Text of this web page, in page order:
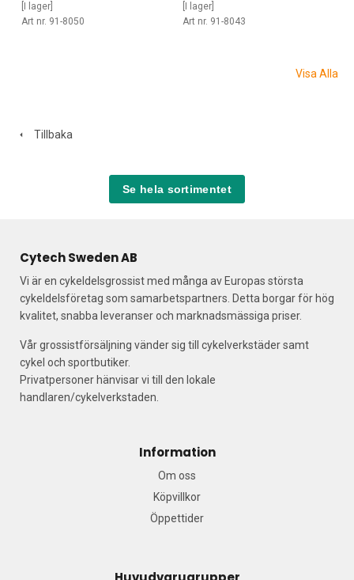
[I lager]
Art nr. 91-8050
[I lager]
Art nr. 91-8043
Visa Alla
Tillbaka
Se hela sortimentet
Cytech Sweden AB
Vi är en cykeldelsgrossist med många av Europas största
cykeldelsföretag som samarbetspartners. Detta borgar för hög
kvalitet, snabba leveranser och marknadsmässiga priser.
Vår grossistförsäljning vänder sig till cykelverkstäder samt
cykel och sportbutiker.
Privatpersoner hänvisar vi till den lokale
handlaren/cykelverkstaden.
Information
Om oss
Köpvillkor
Öppettider